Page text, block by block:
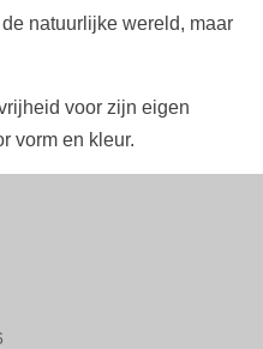
natuurlijke wereld, maar
voor zijn eigen
vorm en kleur.